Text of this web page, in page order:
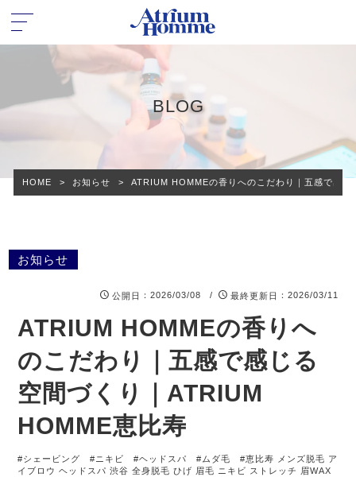
BLOG
HOME > お知らせ > ATRIUM HOMMEの香りへのこだわり｜五感で感
お知らせ
公開日 ：2026/03/08 / 最終更新日 ：2026/03/11
ATRIUM HOMMEの香りへ
のこだわり｜五感で感じる
空間づくり｜ATRIUM
HOMME恵比寿
#シェービング #ニキビ #ヘッドスパ #ムダ毛
#恵比寿 メンズ脱毛 ア
イブロウ ヘッドスパ 渋谷 全身脱毛 ひげ 眉毛 ニキビ ストレッチ 眉WAX